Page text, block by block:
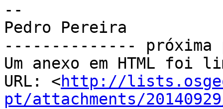
--
Pedro Pereira
--------------
Um anexo em HTML foi
URL: <http://
pt/attachments/